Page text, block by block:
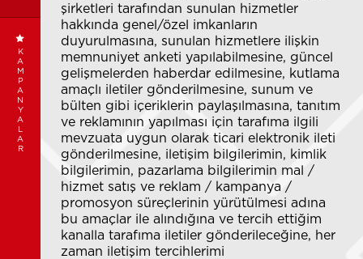
K
A
M
P
A
N
Y
A
A
R
şirketleri tarafından sunulan hizmetler
hakkında genel/özel imkanların
duyurulmasına, sunulan hizmetlere ilişkin
memnuniyet anketi yapılabilmesine, güncel
gelişmelerden haberdar edilmesine, kutlama
amaçlı iletiler gönderilmesine, sunum ve
bülten gibi içeriklerin paylaşılmasına, tanıtım
ve reklamının yapılması için tarafıma ilgili
mevzuata uygun olarak ticari elektronik ileti
gönderilmesine, iletişim bilgilerimin, kimlik
bilgilerimin, pazarlama bilgilerimin mal /
hizmet satış ve reklam / kampanya /
promosyon süreçlerinin yürütülmesi adına
bu amaçlar ile alındığına ve tercih ettiğim
kanalla tarafıma iletiler gönderileceğine, her
zaman iletişim tercihlerimi